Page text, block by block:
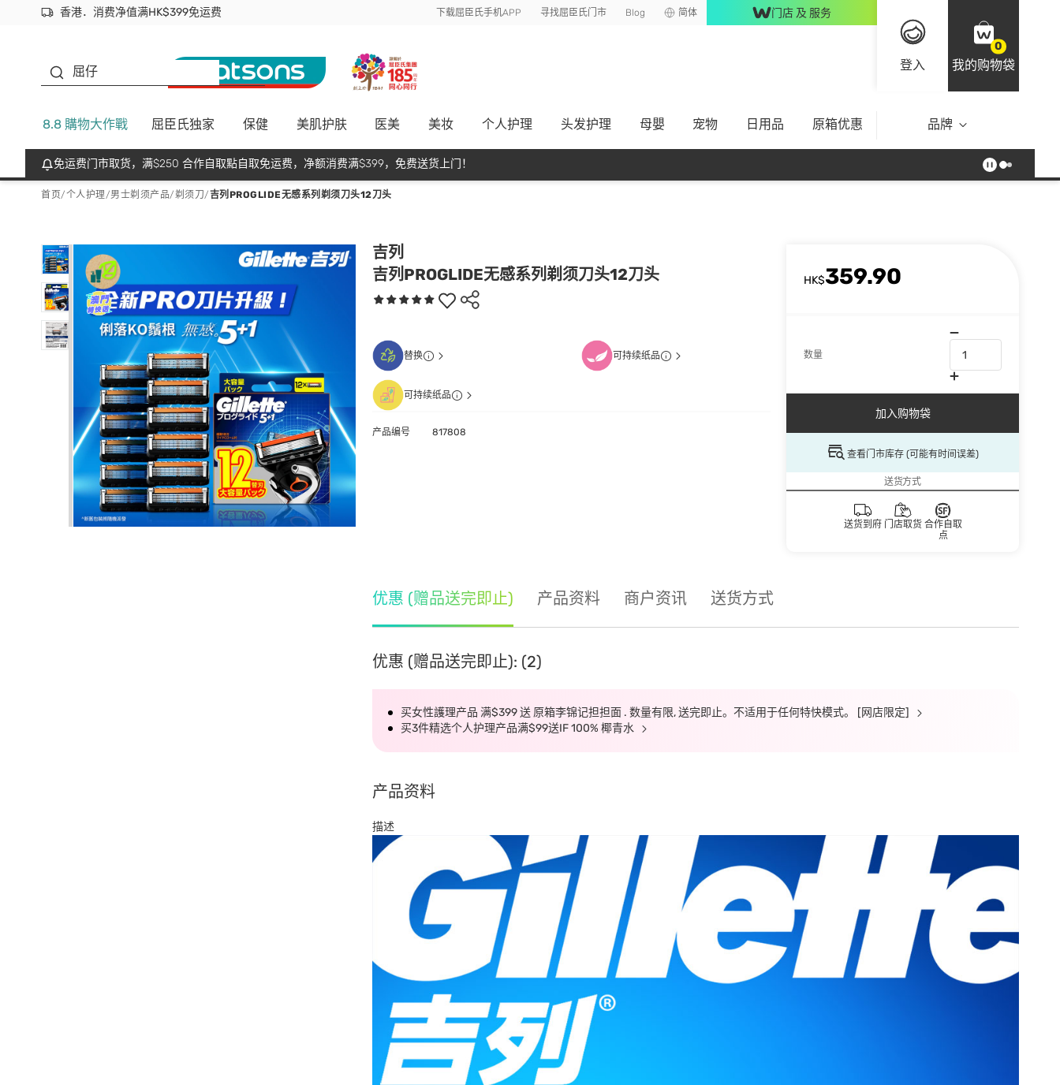
香港．消费净值满HK$399免运费
立即成为易赏钱会员尽享独家优惠
首次APP下单买满$450 输入 NEWAPP 即减$50 下载屈臣氏手机APP 寻找屈臣氏门市 Blog 简体 门店 及 服务
登入
0
我的购物袋
屈仔
8.8 購物大作戰 屈臣氏独家 保健 美肌护肤 医美 美妆 个人护理 头发护理 母嬰 宠物 日用品 原箱优惠 品牌
免运费门市取货，满$250 合作自取點自取免运费，净额消费满$399，免费送货上门！
首页/个人护理/男士剃须产品/剃须刀/吉列PROGLIDE无感系列剃须刀头12刀头
吉列
吉列PROGLIDE无感系列剃须刀头12刀头
HK$359.90
数量
加入购物袋
查看门市库存 (可能有时间误差)
送货方式
送货到府 门店取货 合作自取
点
替换 可持续纸品
可持续纸品
产品编号 817808
优惠 (赠品送完即止) 产品资料 商户资讯 送货方式
优惠 (赠品送完即止): (2)
买女性護理产品 满$399 送 原箱李锦记担担面 . 数量有限, 送完即止。不适用于任何特快模式。 [网店限定]
买3件精选个人护理产品满$99送IF 100% 椰青水
产品资料
描述